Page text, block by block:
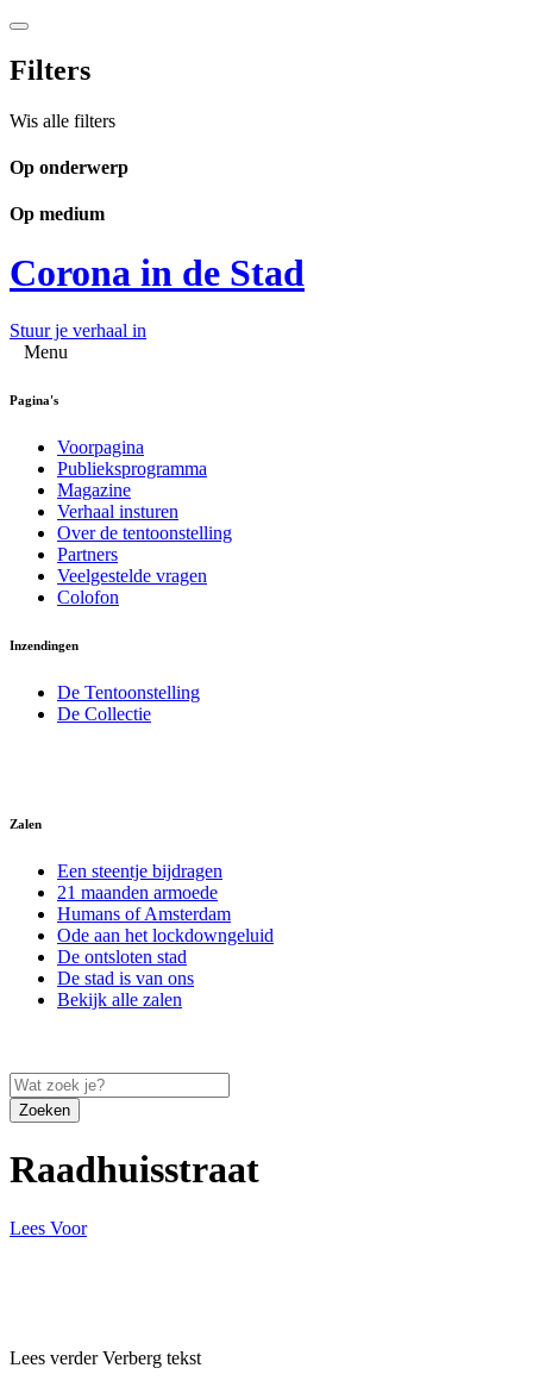
Filters
Wis alle filters
Op onderwerp
Op medium
Corona in de Stad
Stuur je verhaal in
Menu
Pagina's
Voorpagina
Publieksprogramma
Magazine
Verhaal insturen
Over de tentoonstelling
Partners
Veelgestelde vragen
Colofon
Inzendingen
De Tentoonstelling
De Collectie
Zalen
Een steentje bijdragen
21 maanden armoede
Humans of Amsterdam
Ode aan het lockdowngeluid
De ontsloten stad
De stad is van ons
Bekijk alle zalen
Zoeken
Raadhuisstraat
Lees Voor
Lees verderVerberg tekst